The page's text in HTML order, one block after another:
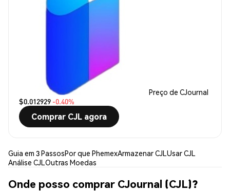
Preço de CJournal
$0.012929 -0.40%
Comprar CJL agora
Guia em 3 PassosPor que PhemexArmazenar CJLUsar CJL
Análise CJLOutras Moedas
Onde posso comprar CJournal (CJL)?